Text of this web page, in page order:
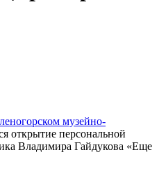
музейно-
открытие персональной
Владимира Гайдукова «Еще